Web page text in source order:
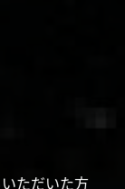
ただいた方